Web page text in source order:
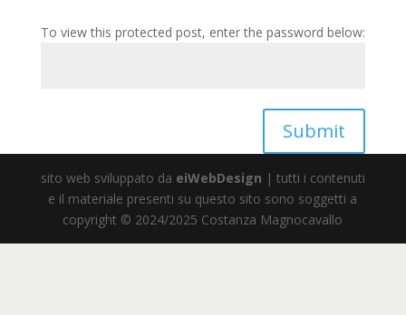
To view this protected post, enter the password below:
Submit
sito web sviluppato da eiWebDesign | tutti i contenuti
e il materiale presenti su questo sito sono soggetti a
copyright © 2024/2025 Costanza Magnocavallo